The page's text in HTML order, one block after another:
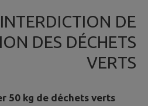
INTERDICTION DE
DES DÉCHETS
VERTS
50 kg de déchets verts